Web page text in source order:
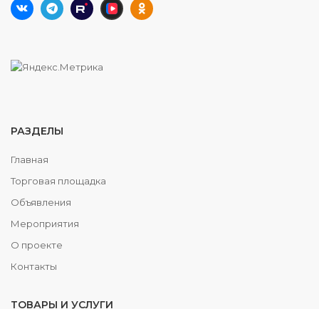
РАЗДЕЛЫ
Главная
Торговая площадка
Объявления
Мероприятия
О проекте
Контакты
ТОВАРЫ И УСЛУГИ